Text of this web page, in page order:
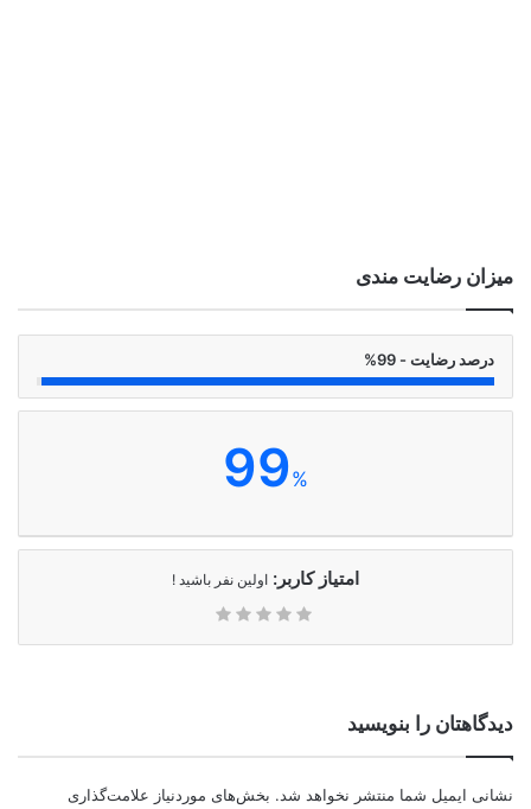
میزان رضایت مندی
درصد رضایت - 99%
99%
امتیاز کاربر: اولین نفر باشید !
دیدگاهتان را بنویسید
نشانی ایمیل شما منتشر نخواهد شد. بخش‌های موردنیاز علامت‌گذاری